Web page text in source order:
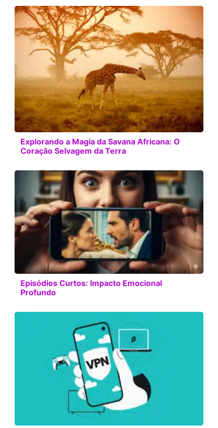
Explorando a Magia da Savana Africana: O
Coração Selvagem da Terra
Episódios Curtos: Impacto Emocional
Profundo